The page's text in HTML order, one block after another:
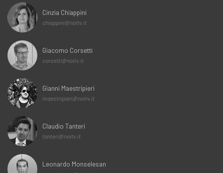
Cinzia Chiappini
chiappini@noitv.it
Giacomo Corsetti
corsetti@noitv.it
Gianni Maestripieri
maestripieri@noitv.it
Claudio Tanteri
tanteri@noitv.it
Leonardo Monselesan